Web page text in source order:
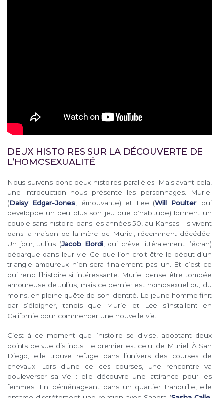
DEUX HISTOIRES SUR LA DÉCOUVERTE DE
L’HOMOSEXUALITÉ
Nous suivons donc deux histoires parallèles. Mais avant cela,
une introduction nous présente les personnages. Muriel
(Daisy Edgar-Jones , émouvante) et Lee (Will Poulter, qui
développe un peu plus son jeu que d’habitude) forment un
couple sans histoire dans les années 50, au Kansas. Ils vivent
dans la maison de la mère de Muriel, récemment décédée.
Un jour, Julius (Jacob Elordi, qui crève littéralement l’écran)
débarque dans leur vie. Ce que l’on croit être le début d’un
triangle amoureux n’en sera finalement pas un. Et c’est ce
qui rend l’histoire si intéressante. Muriel pense être tombée
amoureuse de Julius, mais ce dernier est homosexuel ou, du
moins, en pleine quête de son identité. Le jeune homme finit
par s’éloigner, tandis que Muriel et Lee s’installent en
Californie pour commencer une nouvelle vie.
C’est à ce moment que l’histoire se divise, adoptant deux
points de vue distincts. Le premier est celui de Muriel. À San
Diego, elle trouve refuge dans l’univers des courses de
chevaux. Lors d’une de ces courses, une rencontre va
bouleverser sa vie : elle découvre une attirance pour les
femmes. En déménageant dans un quartier tranquille, elle